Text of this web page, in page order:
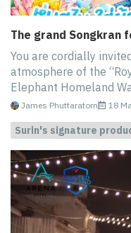
The grand Songkran
You are cordially
atmosphere of the
Elephant Homeland
James Phuttaratorn 18
Surin's signature